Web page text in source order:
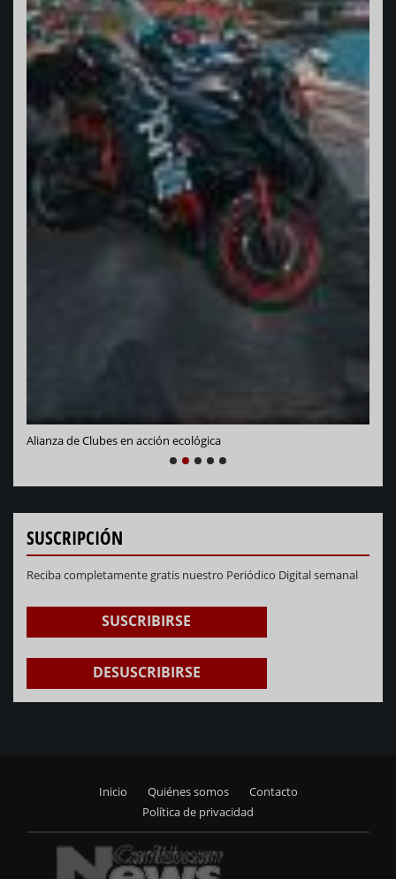
Alianza de Clubes en acción ecológica
PREVIOUS
SUSCRIPCIÓN
Reciba completamente gratis nuestro Periódico Digital semanal
SUSCRIBIRSE
DESUSCRIBIRSE
menu
Inicio Quiénes somos
Contacto
Política de privacidad